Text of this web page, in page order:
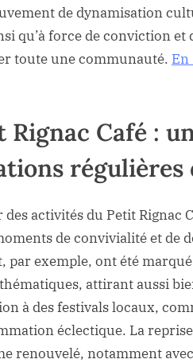
de dynamisation
qu’à force de conviction
toute une communauté. En
Rignac Café :
des activités du Petit Rignac
de convivialité et de
par exemple, ont été
attirant aussi
à des festivals locaux,
éclectique. La
renouvelé, notamment